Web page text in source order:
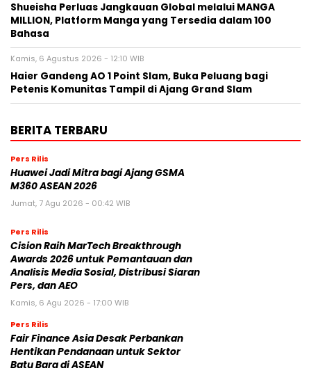
Shueisha Perluas Jangkauan Global melalui MANGA
MILLION, Platform Manga yang Tersedia dalam 100
Bahasa
Kamis, 6 Agustus 2026 - 12:10 WIB
Haier Gandeng AO 1 Point Slam, Buka Peluang bagi
Petenis Komunitas Tampil di Ajang Grand Slam
BERITA TERBARU
Pers Rilis
Huawei Jadi Mitra bagi Ajang GSMA
M360 ASEAN 2026
Jumat, 7 Agu 2026 - 00:42 WIB
Pers Rilis
Cision Raih MarTech Breakthrough
Awards 2026 untuk Pemantauan dan
Analisis Media Sosial, Distribusi Siaran
Pers, dan AEO
Kamis, 6 Agu 2026 - 17:00 WIB
Pers Rilis
Fair Finance Asia Desak Perbankan
Hentikan Pendanaan untuk Sektor
Batu Bara di ASEAN